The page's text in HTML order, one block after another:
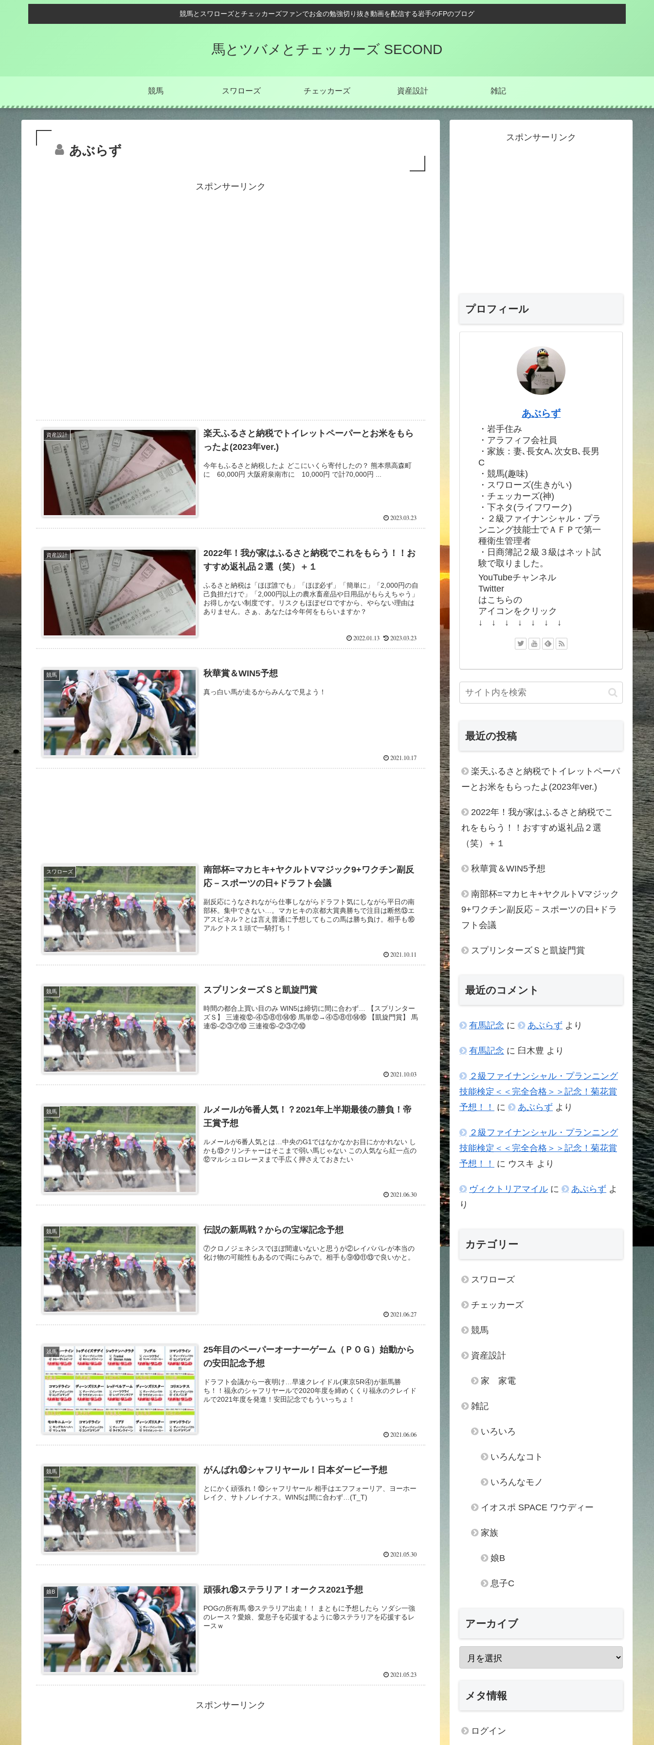
競馬とスワローズとチェッカーズファンでお金の勉強切り抜き動画を配信する岩手のFPのブログ
馬とツバメとチェッカーズ SECOND
競馬 スワローズ チェッカーズ 資産設計 雑記
あぶらず
スポンサーリンク
資産設計
楽天ふるさと納税でトイレットペーパーとお米をもら
ったよ(2023年ver.)
今年もふるさと納税したよ どこにいくら寄付したの？ 熊本県高森町
に 60,000円 大阪府泉南市に 10,000円 で計70,000円 ...
2023.03.23
資産設計
2022年！我が家はふるさと納税でこれをもらう！！お
すすめ返礼品２選（笑）＋１
ふるさと納税は「ほぼ誰でも」「ほぼ必ず」「簡単に」「2,000円の自
己負担だけで」「2,000円以上の農水畜産品や日用品がもらえちゃう」
お得しかない制度です。リスクもほぼゼロですから、やらない理由は
ありません。さぁ、あなたは今年何をもらいますか？
2022.01.13 2023.03.23
競馬 秋華賞＆WIN5予想
真っ白い馬が走るからみんなで見よう！
2021.10.17
スワローズ
南部杯=マカヒキ+ヤクルトVマジック9+ワクチン副反
応－スポーツの日+ドラフト会議
副反応にうなされながら仕事しながらドラフト気にしながら平日の南
部杯。集中できない…。マカヒキの京都大賞典勝ちで注目は断然⑬エ
アスピネル？とは言え普通に予想してもこの馬は勝ち負け。相手も⑯
アルクトス１頭で一騎打ち！
2021.10.11
競馬 スプリンターズＳと凱旋門賞
時間の都合上買い目のみ WIN5は締切に間に合わず… 【スプリンター
ズＳ】 三連複⑫-④⑤⑧⑪⑭⑯ 馬単⑫→④⑤⑧⑪⑭⑯ 【凱旋門賞】 馬
連⑮-②③⑦⑩ 三連複⑮-②③⑦⑩
2021.10.03
競馬
ルメールが6番人気！？2021年上半期最後の勝負！帝
王賞予想
ルメールが6番人気とは…中央のG1ではなかなかお目にかかれない し
かも⑬クリンチャーはそこまで弱い馬じゃない この人気なら紅一点の
⑫マルシュロレーヌまで手広く押さえておきたい
2021.06.30
競馬 伝説の新馬戦？からの宝塚記念予想
⑦クロノジェネシスでほぼ間違いないと思うが②レイパパレが本当の
化け物の可能性もあるので両にらみで。相手も⑨⑩⑪⑬で良いかと。
2021.06.27
競馬
25年目のペーパーオーナーゲーム（ＰＯＧ）始動から
の安田記念予想
ドラフト会議から一夜明け…早速クレイドル(東京5R④)が新馬勝
ち！！福永のシャフリヤールで2020年度を締めくくり福永のクレイド
ルで2021年度を発進！安田記念でもういっちょ！
2021.06.06
競馬 がんばれ⑩シャフリヤール！日本ダービー予想
とにかく頑張れ！⑩シャフリヤール 相手はエフフォーリア、ヨーホー
レイク、サトノレイナス。WIN5は間に合わず…(T_T)
2021.05.30
娘B 頑張れ⑱ステラリア！オークス2021予想
POGの所有馬 ⑱ステラリア出走！！ まともに予想したら ソダシ一強
のレース？愛娘、愛息子を応援するように⑱ステラリアを応援するレ
ースｗ
2021.05.23
スポンサーリンク
スポンサーリンク
プロフィール
あぶらず
・岩手住み
・アラフィフ会社員
・家族：妻､長女A､次女B､長男
C
・競馬(趣味)
・スワローズ(生きがい)
・チェッカーズ(神)
・下ネタ(ライフワーク)
・２級ファイナンシャル・プラ
ンニング技能士でＡＦＰで第一
種衛生管理者
・日商簿記２級３級はネット試
験で取りました。
YouTubeチャンネル
Twitter
はこちらの
アイコンをクリック
↓ ↓ ↓ ↓ ↓ ↓ ↓
最近の投稿
楽天ふるさと納税でトイレットペーパ
ーとお米をもらったよ(2023年ver.)
2022年！我が家はふるさと納税でこ
れをもらう！！おすすめ返礼品２選
（笑）＋１
秋華賞＆WIN5予想
南部杯=マカヒキ+ヤクルトVマジック
9+ワクチン副反応－スポーツの日+ドラ
フト会議
スプリンターズＳと凱旋門賞
最近のコメント
有馬記念 に あぶらず より
有馬記念 に 臼木豊 より
２級ファイナンシャル・プランニング
技能検定＜＜完全合格＞＞記念！菊花賞
予想！！
に あぶらず より
２級ファイナンシャル・プランニング
技能検定＜＜完全合格＞＞記念！菊花賞
予想！！
に ウスキ より
ヴィクトリアマイル に あぶらず よ
り
カテゴリー
スワローズ
チェッカーズ
競馬
資産設計
家 家電
雑記
いろいろ
いろんなコト
いろんなモノ
イオスポ SPACE ワウディー
家族
娘B
息子C
アーカイブ
メタ情報
ログイン